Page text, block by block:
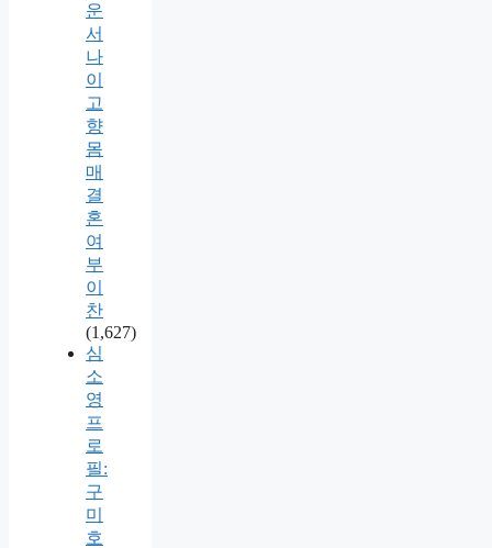
운
서
나
이
고
향
몸
매
결
혼
여
부
이
찬
(1,627)
심
소
영
프
로
필:
구
미
호